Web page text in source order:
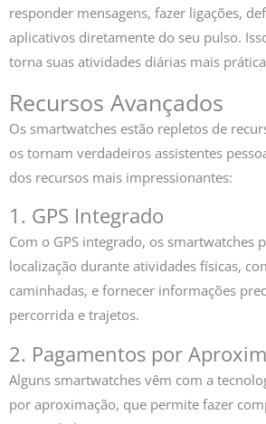
responder mensagens, fazer ligações,
aplicativos diretamente do seu pulso.
torna suas atividades diárias mais
Recursos Avançados
Os smartwatches estão repletos de
os tornam verdadeiros assistentes
dos recursos mais impressionantes:
1. GPS Integrado
Com o GPS integrado, os smartwatches
localização durante atividades físicas,
caminhadas, e fornecer informações
percorrida e trajetos.
2. Pagamentos por
Alguns smartwatches vêm com a
por aproximação, que permite fazer